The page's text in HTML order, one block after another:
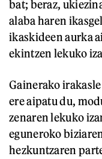
bat; beraz,
alaba haren
ikaskideen aurka
ekintzen lekuko
Gainerako
ere aipatu du,
zenaren lekuko
eguneroko
hezkuntzaren